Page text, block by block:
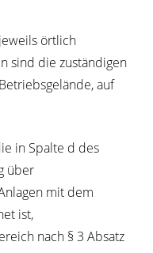
örtlich
sind die zuständigen
auf
in Spalte d des
über
mit dem
ist,
nach § 3 Absatz